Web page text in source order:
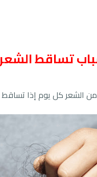
الشعر كل يوم إذا تساقط